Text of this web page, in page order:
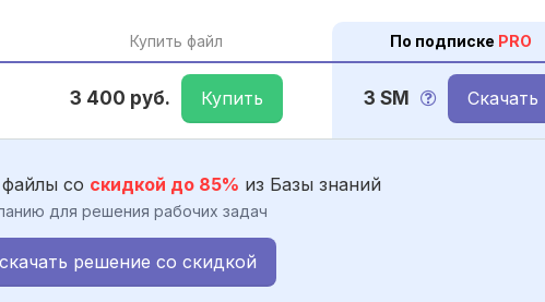
Купить файл По подписке PRO
3 400 руб. Купить 3 SM Скачать
со скидкой до 85% из Базы знаний
для решения рабочих задач
решение со скидкой